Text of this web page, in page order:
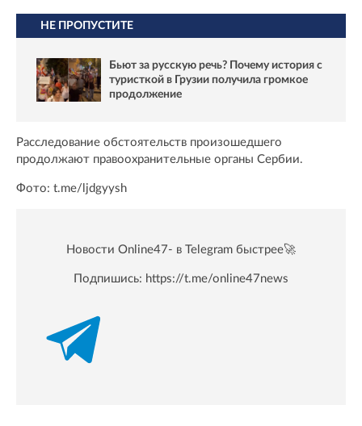
НЕ ПРОПУСТИТЕ
Бьют за русскую речь? Почему история с
туристкой в Грузии получила громкое
продолжение
Расследование обстоятельств произошедшего
продолжают правоохранительные органы Сербии.
Фото: t.me/ljdgyysh
Новости Online47- в Telegram быстрее🚀
Подпишись: https://t.me/online47news